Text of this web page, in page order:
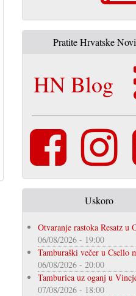
Pratite Hrvatske
HN Blog
Uskoro
Otvaranje rastoka Resatz u
06/08/2026 - 19:00
Tamburaški večer u Csello
06/08/2026 - 20:00
Tamburica uz oganj u
07/08/2026 - 18:00